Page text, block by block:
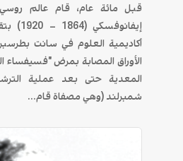
قبل مائة عام، قام عالم
أكاديمية العلوم في سانت
الأوراق المصابة بمرض
المعدية حتى بعد عملية
شمبرلند (وهي مصفاة قام...